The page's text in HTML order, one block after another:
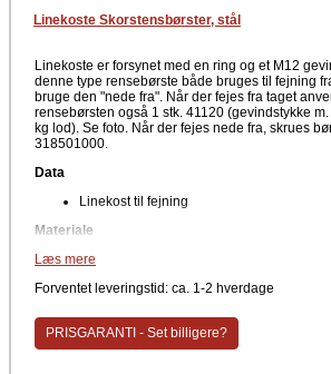
Linekoste Skorstensbørster, stål
Linekoste er forsynet med en ring og et M12
denne type rensebørste både bruges til fejning
bruge den "nede fra". Når der fejes fra taget
rensebørsten også 1 stk. 41120 (gevindstykke
kg lod). Se foto. Når der fejes nede fra, skrues
318501000.
Data
Linekost til fejning
Materiale
Stål
Linekoste med ring samt M12 gevindstykke til
Læs mere
Forventet leveringstid: ca. 1-2 hverdage
PRISGARANTI - Set billigere?